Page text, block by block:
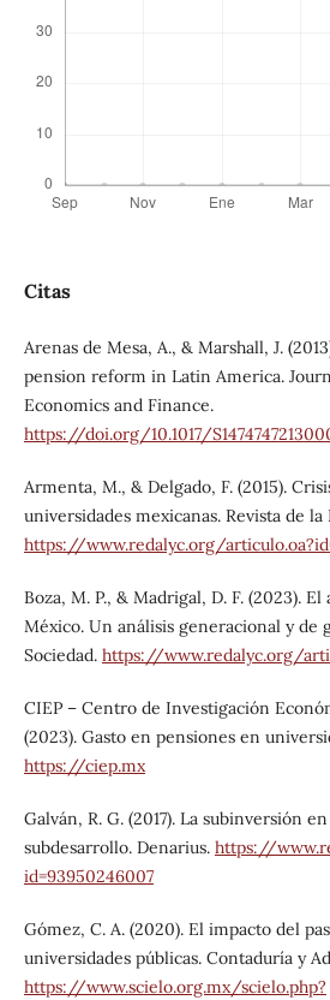
Citas
Arenas de Mesa, A., & Marshall, J.
pension reform in Latin America.
Economics and Finance.
https://doi.org/10.1017/
Armenta, M., & Delgado, F. (2015).
universidades mexicanas. Revista de
https://www.redalyc.org/
Boza, M. P., & Madrigal, D. F. (2023).
México. Un análisis generacional y de
Sociedad. https://www.redalyc.org/
CIEP – Centro de Investigación
(2023). Gasto en pensiones en
https://ciep.mx
Galván, R. G. (2017). La subinversión
subdesarrollo. Denarius. https://
id=93950246007
Gómez, C. A. (2020). El impacto del
universidades públicas. Contaduría y
https://www.scielo.org.mx/scielo.php?